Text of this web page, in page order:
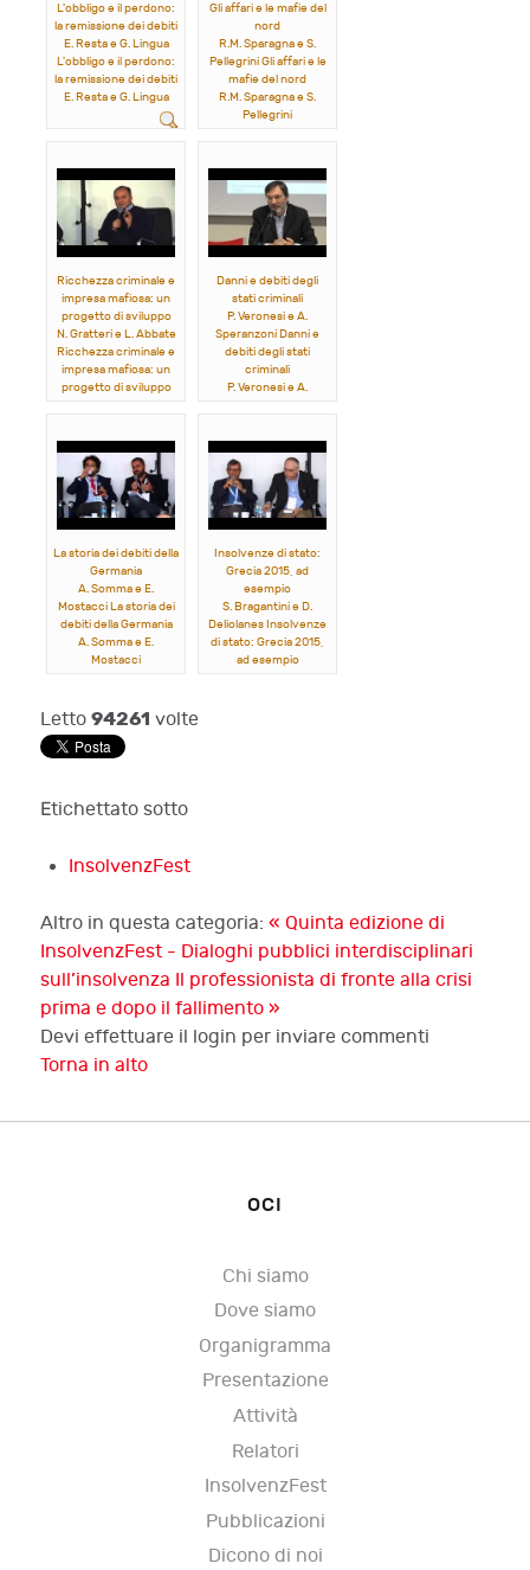
L'obbligo e il perdono:
la remissione dei debiti
E. Resta e G. Lingua
L'obbligo e il perdono:
la remissione dei debiti
E. Resta e G. Lingua
Gli affari e le mafie del
nord
R.M. Sparagna e S.
Pellegrini Gli affari e le
mafie del nord
R.M. Sparagna e S.
Pellegrini
Ricchezza criminale e
impresa mafiosa: un
progetto di sviluppo
N. Gratteri e L. Abbate
Ricchezza criminale e
impresa mafiosa: un
progetto di sviluppo
Danni e debiti degli
stati criminali
P. Veronesi e A.
Speranzoni Danni e
debiti degli stati
criminali
P. Veronesi e A.
La storia dei debiti della
Germania
A. Somma e E.
Mostacci La storia dei
debiti della Germania
A. Somma e E.
Mostacci
Insolvenze di stato:
Grecia 2015, ad
esempio
S. Bragantini e D.
Deliolanes Insolvenze
di stato: Grecia 2015,
ad esempio
Letto 94261 volte
Etichettato sotto
InsolvenzFest
Altro in questa categoria: « Quinta edizione di
InsolvenzFest - Dialoghi pubblici interdisciplinari
sull’insolvenza Il professionista di fronte alla crisi
prima e dopo il fallimento »
Devi effettuare il login per inviare commenti
Torna in alto
OCI
Chi siamo
Dove siamo
Organigramma
Presentazione
Attività
Relatori
InsolvenzFest
Pubblicazioni
Dicono di noi